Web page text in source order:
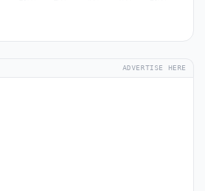
ADVERTISE HERE